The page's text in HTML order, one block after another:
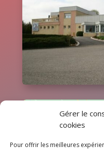
Gérer le
cookies
Pour offrir les meilleures